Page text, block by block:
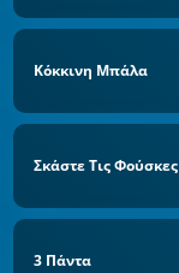
Κόκκινη Μπάλα
Σκάστε Τις Φούσκες
3 Πάντα